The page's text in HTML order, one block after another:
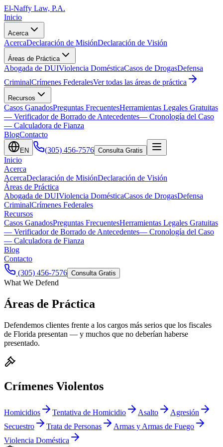
El-Naffy Law, P.A.
Inicio
Acerca
AcercaDeclaración de MisiónDeclaración de Visión
Áreas de Práctica
Abogada de DUIViolencia DomésticaCasos de DrogasDefensa
CriminalCrímenes FederalesVer todas las áreas de práctica
Recursos
Casos GanadosPreguntas FrecuentesHerramientas Legales Gratuitas
— Verificador de Borrado de Antecedentes— Cronología del Caso
— Calculadora de Fianza
BlogContacto
EN (305) 456-7576 Consulta Gratis
Inicio
Acerca
AcercaDeclaración de MisiónDeclaración de Visión
Áreas de Práctica
Abogada de DUIViolencia DomésticaCasos de DrogasDefensa
CriminalCrímenes Federales
Recursos
Casos GanadosPreguntas FrecuentesHerramientas Legales Gratuitas
— Verificador de Borrado de Antecedentes— Cronología del Caso
— Calculadora de Fianza
Blog
Contacto
(305) 456-7576 Consulta Gratis
What We Defend
Áreas de Práctica
Defendemos clientes frente a los cargos más serios que los fiscales
de Florida presentan — y muchos que no deberían haberse
presentado.
Crímenes Violentos
Homicidios Tentativa de Homicidio Asalto
Agresión
Secuestro
Trata de Personas
Armas y Armas de Fuego
Violencia Doméstica